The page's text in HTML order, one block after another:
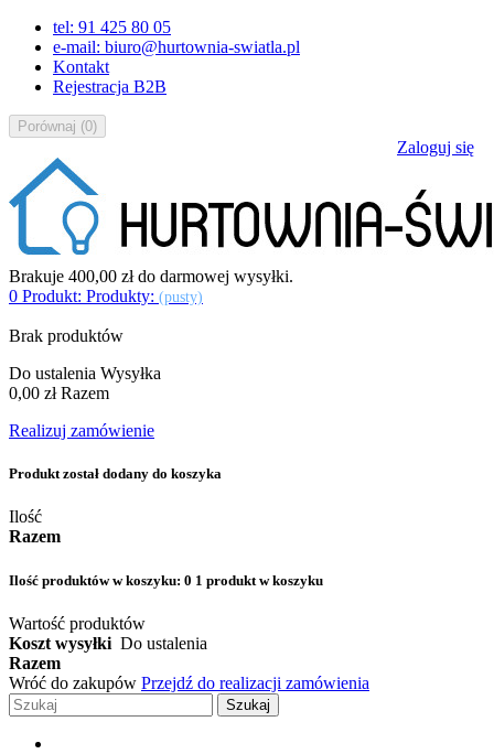
tel: 91 425 80 05
e-mail: biuro@hurtownia-swiatla.pl
Kontakt
Rejestracja B2B
Porównaj (0)
Zaloguj się
Brakuje 400,00 złdo darmowej wysyłki.
0 Produkt: Produkty: (pusty)
Brak produktów
Do ustalenia Wysyłka
0,00 zł Razem
Realizuj zamówienie
Produkt został dodany do koszyka
Ilość
Razem
Ilość produktów w koszyku: 0 1 produkt w koszyku
Wartość produktów
Koszt wysyłki Do ustalenia
Razem
Wróć do zakupów Przejdź do realizacji zamówienia
Szukaj